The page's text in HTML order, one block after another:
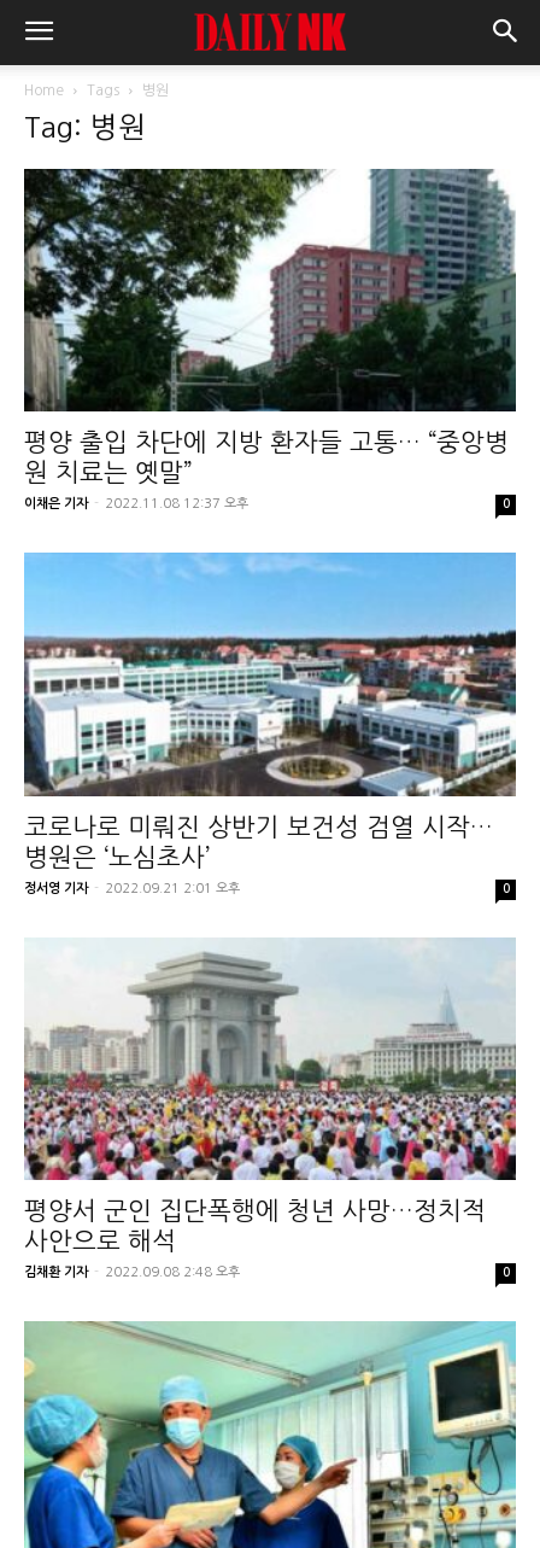
Home Tags 병원
Tag: 병원
평양 출입 차단에 지방 환자들 고통… “중앙병
원 치료는 옛말”
이채은 기자 - 2022.11.08 12:37 오후 0
코로나로 미뤄진 상반기 보건성 검열 시작…
병원은 ‘노심초사’
정서영 기자 - 2022.09.21 2:01 오후 0
평양서 군인 집단폭행에 청년 사망…정치적
사안으로 해석
김채환 기자 - 2022.09.08 2:48 오후 0